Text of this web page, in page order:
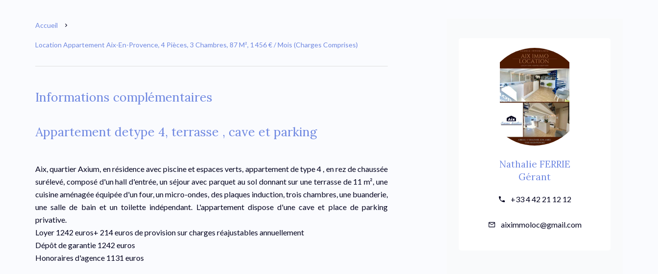
Accueil
Location Appartement Aix-En-Provence, 4 Pièces, 3 Chambres, 87 M², 1 456 € / Mois (Charges Comprises)
Informations complémentaires
Appartement detype 4, terrasse , cave et parking
Aix, quartier Axium, en résidence avec piscine et espaces verts, appartement de type 4 , en rez de chaussée
surélevé, composé d'un hall d'entrée, un séjour avec parquet au sol donnant sur une terrasse de 11 m², une
cuisine aménagée équipée d'un four, un micro-ondes, des plaques induction, trois chambres, une buanderie,
une salle de bain et un toilette indépendant. L'appartement dispose d'une cave et place de parking
privative.
Loyer 1242 euros+ 214 euros de provision sur charges réajustables annuellement
Dépôt de garantie 1242 euros
Honoraires d'agence 1131 euros
Nathalie FERRIE
Gérant
+33 4 42 21 12 12
aiximmoloc@gmail.com